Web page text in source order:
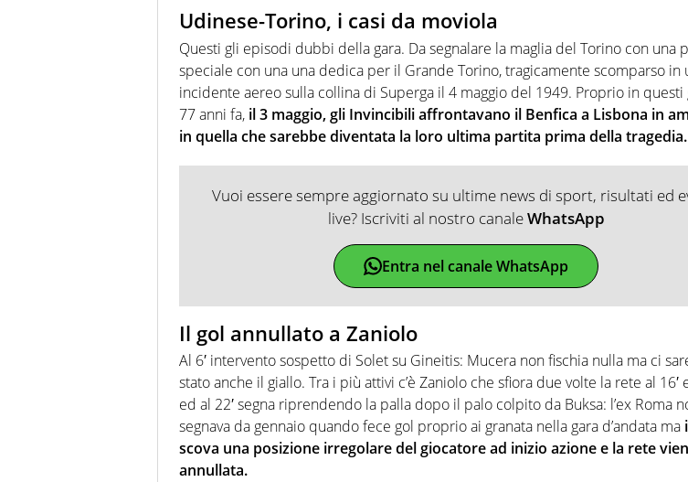
Udinese-Torino, i casi da moviola
Questi gli episodi dubbi della gara. Da segnalare la maglia del Torino con una
speciale con una una dedica per il Grande Torino, tragicamente scomparso in
incidente aereo sulla collina di Superga il 4 maggio del 1949. Proprio in
77 anni fa, il 3 maggio, gli Invincibili affrontavano il Benfica a Lisbona in
in quella che sarebbe diventata la loro ultima partita prima della tragedia.
Vuoi essere sempre aggiornato su ultime news di sport, risultati ed
live? Iscriviti al nostro canaleWhatsApp
Entra nel canale WhatsApp
Il gol annullato a Zaniolo
Al 6′ intervento sospetto di Solet su Gineitis: Mucera non fischia nulla ma ci
stato anche il giallo. Tra i più attivi c’è Zaniolo che sfiora due volte la rete al 16′
ed al 22′ segna riprendendo la palla dopo il palo colpito da Buksa: l’ex Roma
segnava da gennaio quando fece gol proprio ai granata nella gara d’andata ma
scova una posizione irregolare del giocatore ad inizio azione e la rete
annullata.